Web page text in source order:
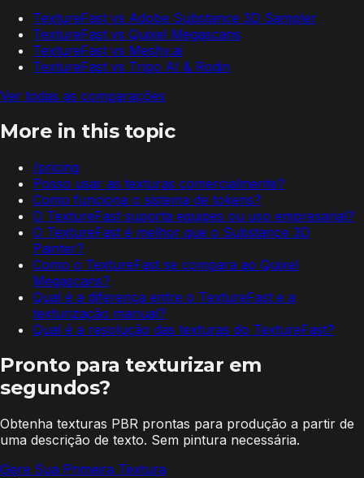
TextureFast vs Adobe Substance 3D Sampler
TextureFast vs Quixel Megascans
TextureFast vs Meshy.ai
TextureFast vs Tripo AI & Rodin
Ver todas as comparações
More in this topic
/pricing
Posso usar as texturas comercialmente?
Como funciona o sistema de tokens?
O TextureFast suporta equipes ou uso empresarial?
O TextureFast é melhor que o Substance 3D
Painter?
Como o TextureFast se compara ao Quixel
Megascans?
Qual é a diferença entre o TextureFast e a
texturização manual?
Qual é a resolução das texturas do TextureFast?
Pronto para texturizar em
segundos?
Obtenha texturas PBR prontas para produção a partir de
uma descrição de texto. Sem pintura necessária.
Gere Sua Primeira Textura